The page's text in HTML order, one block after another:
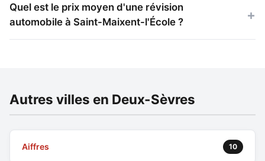
Quel est le prix moyen d'une révision
automobile à Saint-Maixent-l'École ?
Autres villes en Deux-Sèvres
Aiffres 10